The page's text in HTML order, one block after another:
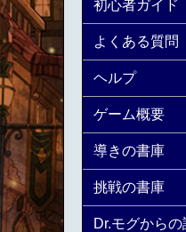
初心者ガイド
よくある質問
ヘルプ
ゲーム概要
導きの書庫
挑戦の書庫
Dr.モグからの